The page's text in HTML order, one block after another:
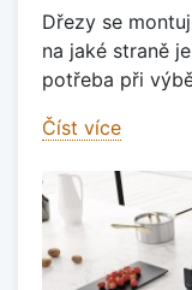
Dřezy se
na jaké straně
potřeba při
Číst více